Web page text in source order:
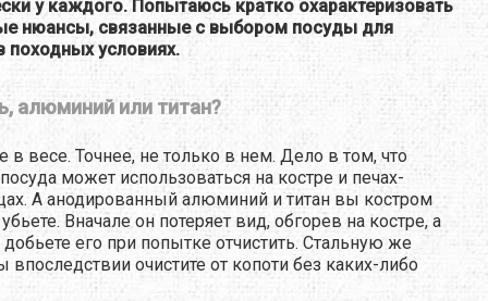
у каждого. Попытаюсь кратко охарактеризовать
нюансы, связанные с выбором посуды для
походных условиях.
алюминий или титан?
в весе. Точнее, не только в нем. Дело в том, что
может использоваться на костре и печах-
А анодированный алюминий и титан вы костром
Вначале он потеряет вид, обгорев на костре, а
его при попытке отчистить. Стальную же
впоследствии очистите от копоти без каких-либо